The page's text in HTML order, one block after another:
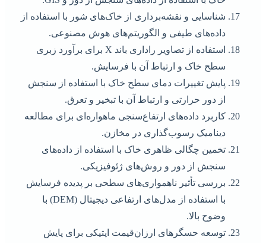
شناسایی و نقشه‌برداری از خاک‌های شور با استفاده از
داده‌های طیفی و الگوریتم‌های هوش مصنوعی.
استفاده از تصاویر راداری باند X برای برآورد زبری
سطح خاک و ارتباط آن با فرسایش.
پایش تغییرات دمای سطح خاک با استفاده از سنجش
از دور حرارتی و ارتباط آن با تبخیر و تعرق.
کاربرد داده‌های ارتفاع‌سنجی ماهواره‌ای برای مطالعه
دینامیک رسوب‌گذاری در مخازن.
تخمین چگالی ظاهری خاک با استفاده از داده‌های
سنجش از دور و روش‌های ژئوفیزیکی.
بررسی تأثیر ناهمواری‌های سطحی بر پدیده فرسایش
با استفاده از مدل‌های ارتفاعی دیجیتال (DEM) با
وضوح بالا.
توسعه حسگرهای ارزان‌قیمت اپتیکی برای پایش